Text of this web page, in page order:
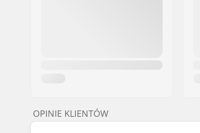
OPINIE KLIENTÓW